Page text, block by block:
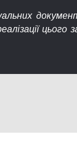
цього